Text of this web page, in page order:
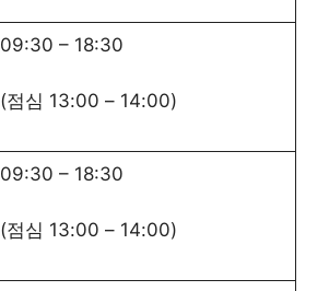
09:30 – 18:30
(점심 13:00 – 14:00)
09:30 – 18:30
(점심 13:00 – 14:00)